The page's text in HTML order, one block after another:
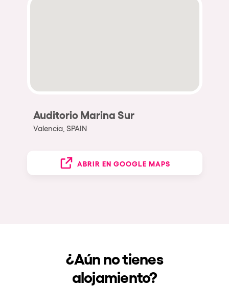
Auditorio Marina Sur
Valencia, SPAIN
ABRIR EN GOOGLE MAPS
¿Aún no tienes
alojamiento?